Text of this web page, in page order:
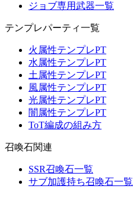
ジョブ専用武器一覧
テンプレパーティ一覧
火属性テンプレPT
水属性テンプレPT
土属性テンプレPT
風属性テンプレPT
光属性テンプレPT
闇属性テンプレPT
ToT編成の組み方
召喚石関連
SSR召喚石一覧
サブ加護持ち召喚石一覧